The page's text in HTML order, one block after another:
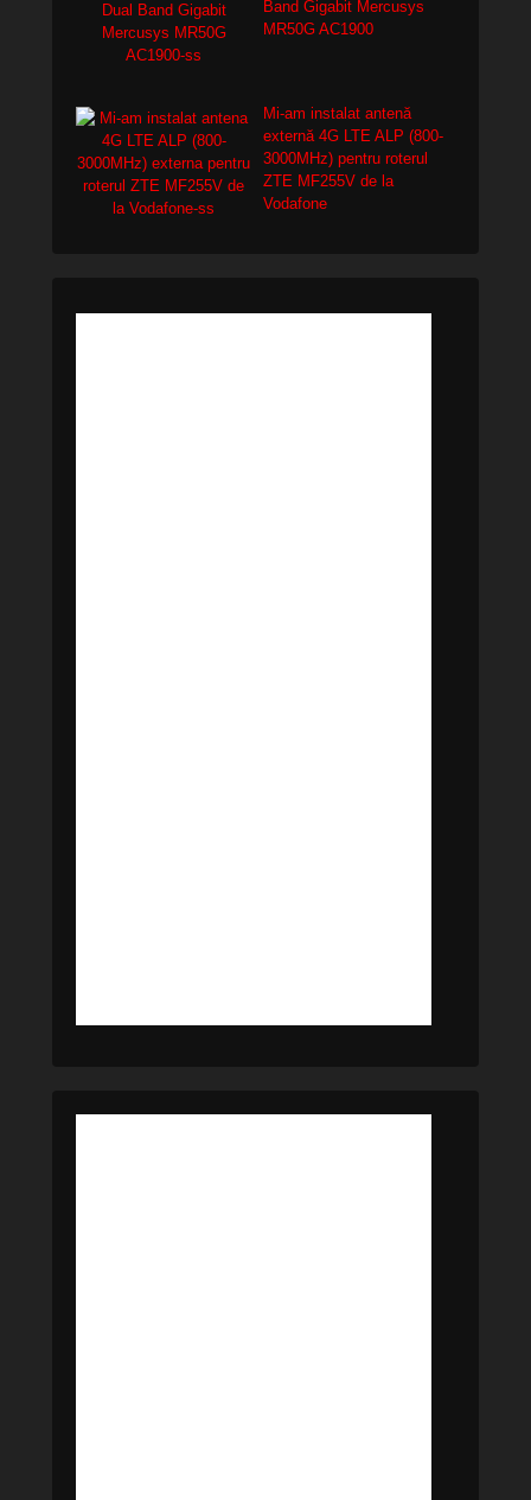
Band Gigabit Mercusys
MR50G AC1900
Mi-am instalat antenă
externă 4G LTE ALP (800-
3000MHz) pentru roterul
ZTE MF255V de la
Vodafone